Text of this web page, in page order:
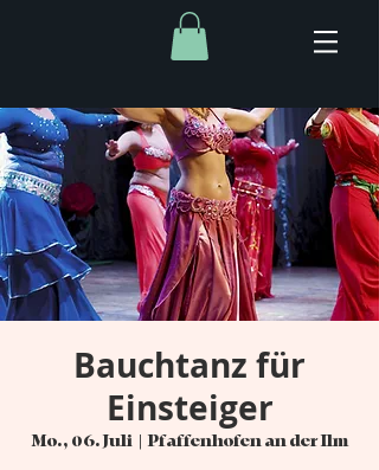
Bauchtanz für
Einsteiger
Mo., 06. Juli
  |
Pfaffenhofen an der Ilm